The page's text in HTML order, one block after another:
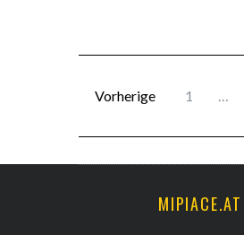
Vorherige 1 …
MIPIACE.AT